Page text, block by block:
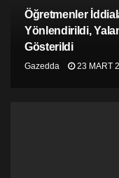
Öğretmenler
Yönlendirildi,
Gösterildi
Gazedda 23 MART